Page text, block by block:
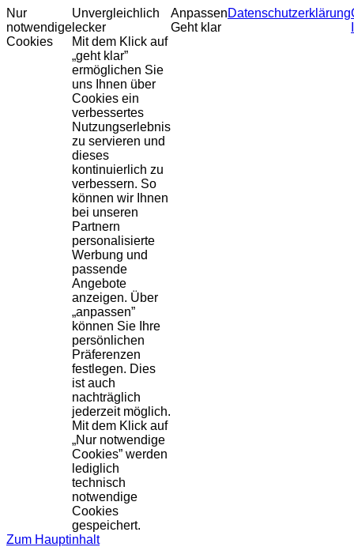
Nur
notwendige
Cookies
Unvergleichlich
lecker
Mit dem Klick auf
„geht klar”
ermöglichen Sie
uns Ihnen über
Cookies ein
verbessertes
Nutzungserlebnis
zu servieren und
dieses
kontinuierlich zu
verbessern. So
können wir Ihnen
bei unseren
Partnern
personalisierte
Werbung und
passende
Angebote
anzeigen. Über
„anpassen”
können Sie Ihre
persönlichen
Präferenzen
festlegen. Dies
ist auch
nachträglich
jederzeit möglich.
Mit dem Klick auf
„Nur notwendige
Cookies” werden
lediglich
technisch
notwendige
Cookies
gespeichert.
Anpassen
Geht klar
Datenschutzerklärung
Zum Hauptinhalt